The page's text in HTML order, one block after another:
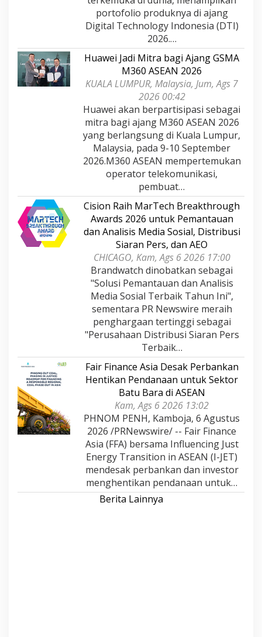
portofolio produknya di ajang
Digital Technology Indonesia (DTI)
2026.…
Huawei Jadi Mitra bagi Ajang GSMA
M360 ASEAN 2026
KUALA LUMPUR, Malaysia, Jum, Ags 7
2026 00:42
Huawei akan berpartisipasi sebagai
mitra bagi ajang M360 ASEAN 2026
yang berlangsung di Kuala Lumpur,
Malaysia, pada 9-10 September
2026.M360 ASEAN mempertemukan
operator telekomunikasi,
pembuat…
Cision Raih MarTech Breakthrough
Awards 2026 untuk Pemantauan
dan Analisis Media Sosial, Distribusi
Siaran Pers, dan AEO
CHICAGO, Kam, Ags 6 2026 17:00
Brandwatch dinobatkan sebagai
"Solusi Pemantauan dan Analisis
Media Sosial Terbaik Tahun Ini",
sementara PR Newswire meraih
penghargaan tertinggi sebagai
"Perusahaan Distribusi Siaran Pers
Terbaik…
Fair Finance Asia Desak Perbankan
Hentikan Pendanaan untuk Sektor
Batu Bara di ASEAN
Kam, Ags 6 2026 13:02
PHNOM PENH, Kamboja, 6 Agustus
2026 /PRNewswire/ -- Fair Finance
Asia (FFA) bersama Influencing Just
Energy Transition in ASEAN (I-JET)
mendesak perbankan dan investor
menghentikan pendanaan untuk…
Berita Lainnya